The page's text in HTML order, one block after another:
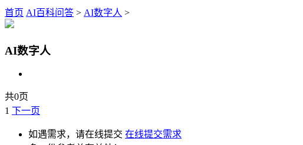
首页 AI百科问答 > AI数字人 >
AI数字人
共0页
1 下一页
如遇需求，请在线提交 在线提交需求